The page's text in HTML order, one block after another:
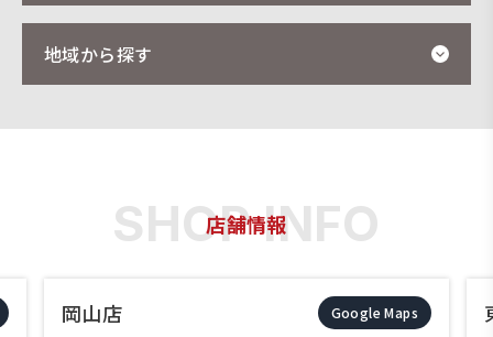
地域から探す
店舗情報
岡山店 Google Maps